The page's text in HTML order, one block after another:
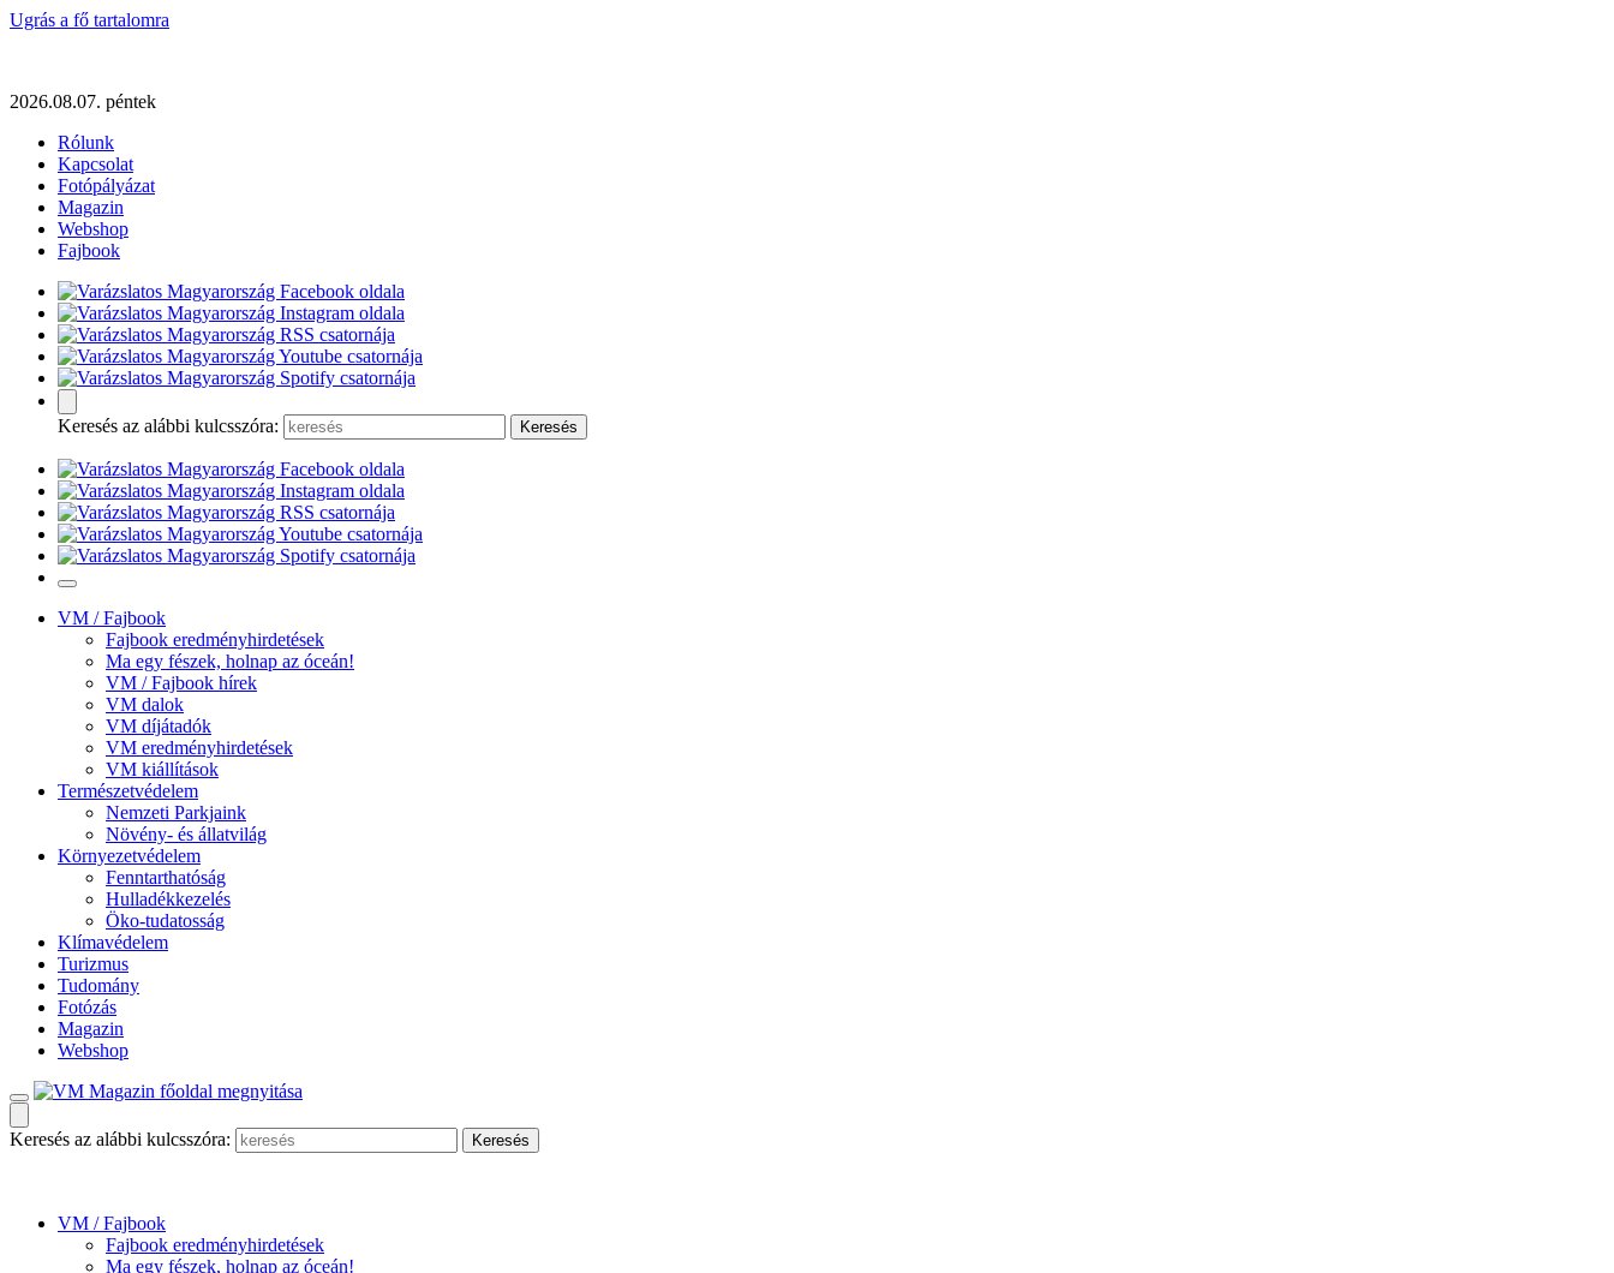
Ugrás a fő tartalomra
2026.08.07. péntek
Rólunk
Kapcsolat
Fotópályázat
Magazin
Webshop
Fajbook
Keresés az alábbi kulcsszóra:
VM / Fajbook
Fajbook eredményhirdetések
Ma egy fészek, holnap az óceán!
VM / Fajbook hírek
VM dalok
VM díjátadók
VM eredményhirdetések
VM kiállítások
Természetvédelem
Nemzeti Parkjaink
Növény- és állatvilág
Környezetvédelem
Fenntarthatóság
Hulladékkezelés
Öko-tudatosság
Klímavédelem
Turizmus
Tudomány
Fotózás
Magazin
Webshop
Keresés az alábbi kulcsszóra:
VM / Fajbook
Fajbook eredményhirdetések
Ma egy fészek, holnap az óceán!